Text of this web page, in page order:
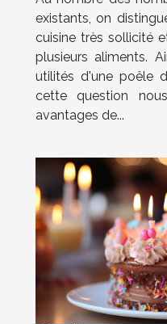
existants, on
cuisine très sollicité
plusieurs aliments.
utilités d'une poêle
cette question
avantages de...